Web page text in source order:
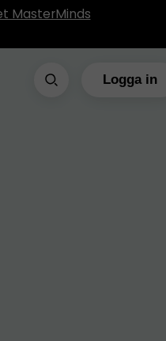
MasterMinds
Logga in